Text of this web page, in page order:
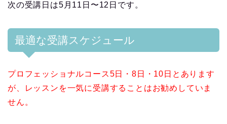
次の受講日は5月11日〜12日です。
最適な受講スケジュール
プロフェッショナルコース5日・8日・10日とあります
が、レッスンを一気に受講することはお勧めしていま
せん。